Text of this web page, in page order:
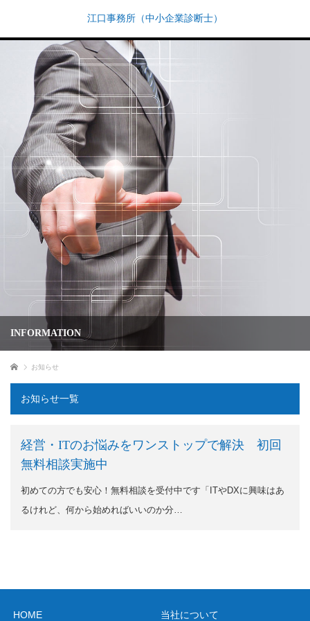
江口事務所（中小企業診断士）
INFORMATION
ホーム お知らせ
お知らせ一覧
経営・ITのお悩みをワンストップで解決 初回
無料相談実施中
初めての方でも安心！無料相談を受付中です「ITやDXに興味はあ
るけれど、何から始めればいいのか分…
HOME 当社について